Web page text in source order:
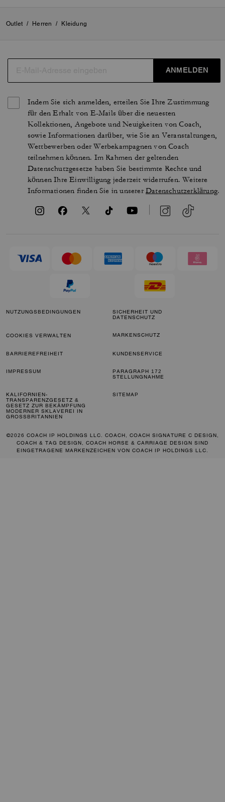
Outlet / Herren / Kleidung
ANMELDEN
Indem Sie sich anmelden, erteilen Sie Ihre Zustimmung
für den Erhalt von E-Mails über die neuesten
Kollektionen, Angebote und Neuigkeiten von Coach,
sowie Informationen darüber, wie Sie an Veranstaltungen,
Wettbewerben oder Werbekampagnen von Coach
teilnehmen können. Im Rahmen der geltenden
Datenschutzgesetze haben Sie bestimmte Rechte und
können Ihre Einwilligung jederzeit widerrufen. Weitere
Informationen finden Sie in unsererDatenschutzerklärung.
NUTZUNGSBEDINGUNGEN
SICHERHEIT UND
DATENSCHUTZ
COOKIES VERWALTEN MARKENSCHUTZ
BARRIEREFREIHEIT KUNDENSERVICE
IMPRESSUM
PARAGRAPH 172
STELLUNGNAHME
KALIFORNIEN-
TRANSPARENZGESETZ &
GESETZ ZUR BEKÄMPFUNG
MODERNER SKLAVEREI IN
GROSSBRITANNIEN
SITEMAP
©2026 COACH IP HOLDINGS LLC. COACH, COACH SIGNATURE C DESIGN,
COACH & TAG DESIGN, COACH HORSE & CARRIAGE DESIGN SIND
EINGETRAGENE MARKENZEICHEN VON COACH IP HOLDINGS LLC.